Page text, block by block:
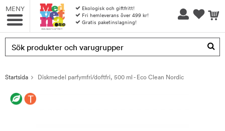
MENY
Ekologisk och giftfritt!
Fri hemleverans över 499 kr!
Gratis paketinslagning!
Produkten har blivit tillagd i varukorgen
Startsida Diskmedel parfymfri/doftfri, 500 ml - Eco Clean Nordic